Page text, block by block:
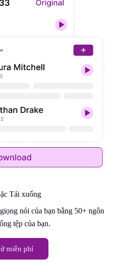
Tải xuống
nói của bạn bằng 50+ ngôn
tệp của bạn.
miễn phí